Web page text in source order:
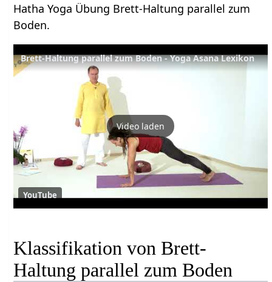
Hatha Yoga Übung Brett-Haltung parallel zum
Boden.
Brett-Haltung parallel zum Boden - Yoga Asana Lexikon
Video laden
YouTube
Klassifikation von Brett-
Haltung parallel zum Boden